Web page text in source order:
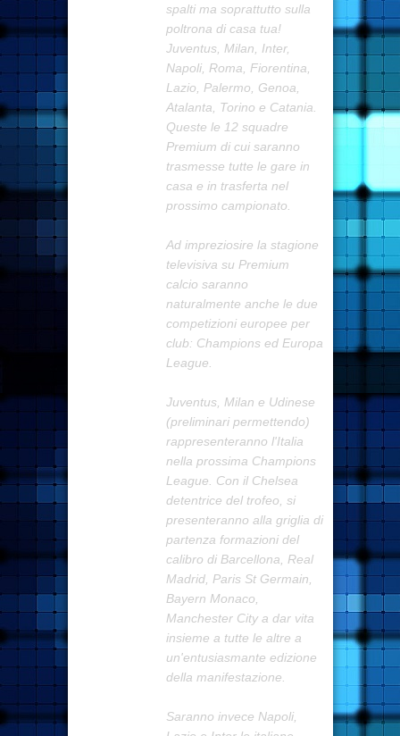
spalti ma soprattutto sulla
poltrona di casa tua!
Juventus, Milan, Inter,
Napoli, Roma, Fiorentina,
Lazio, Palermo, Genoa,
Atalanta, Torino e Catania.
Queste le 12 squadre
Premium di cui saranno
trasmesse tutte le gare in
casa e in trasferta nel
prossimo campionato.
Ad impreziosire la stagione
televisiva su Premium
calcio saranno
naturalmente anche le due
competizioni europee per
club: Champions ed Europa
League.
Juventus, Milan e Udinese
(preliminari permettendo)
rappresenteranno l'Italia
nella prossima Champions
League. Con il Chelsea
detentrice del trofeo, si
presenteranno alla griglia di
partenza formazioni del
calibro di Barcellona, Real
Madrid, Paris St Germain,
Bayern Monaco,
Manchester City a dar vita
insieme a tutte le altre a
un'entusiasmante edizione
della manifestazione.
Saranno invece Napoli,